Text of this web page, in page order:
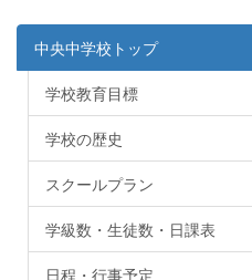
中央中学校トップ
学校教育目標
学校の歴史
スクールプラン
学級数・生徒数・日課表
日程・行事予定